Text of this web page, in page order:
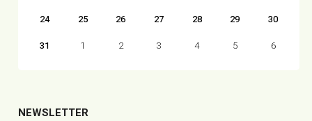
24
25 26 27 28 29
30
31
1 2 3 4 5 6
NEWSLETTER